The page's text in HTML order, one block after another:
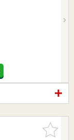
お気に入
りに追加